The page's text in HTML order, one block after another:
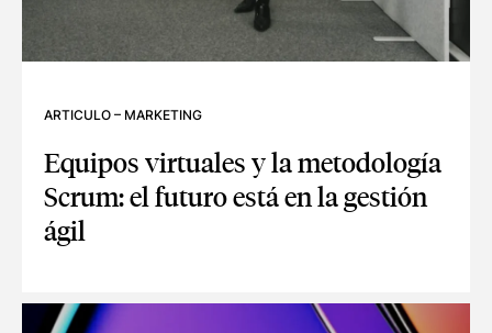
ARTICULO – MARKETING
Equipos virtuales y la metodología
Scrum: el futuro está en la gestión
ágil